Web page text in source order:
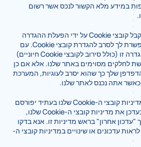
במידע מלא הקשור לנכס אשר רשום
אתה רשאי לסרב לקבל קובצי Cookie על ידי הפעלת ההגדרה
בדפדפן שלך המאפשרת לך לסרב להגדרת קובצי Cookie. עם
זאת, אם תבחר בהגדרה זו (כולל סירוב לקובצי Cookie חיוניים)
לחלקים מסוימים באתר שלנו. אלא אם כן
שלך כך שהוא יסרב לעוגיות, המערכת
כאשר אתה נכנס לאתר שלנו.
כל שינוי שנעשה במדיניות קובצי ה-Cookie שלנו בעתיד יפורסם
בדף זה. במקרה שנעדכן את מדיניות קובצי ה-Cookie שלנו,
אחרון" בראש מדיניות זו. אנא בדקו
עדכונים או שינויים במדיניות קובצי ה-